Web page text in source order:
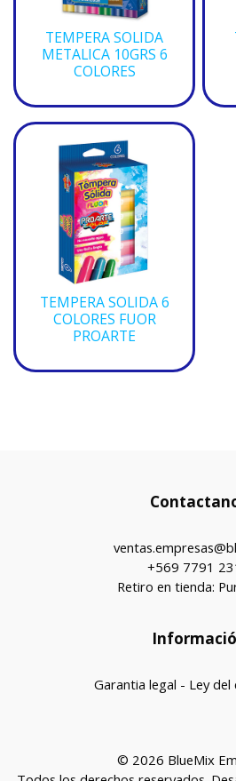
TEMPERA SOLIDA
METALICA 10GRS 6
COLORES
TEMPERA SOLIDA 6
COLORES FUOR
PROARTE
+569 7791
Retiro en tienda:
Garantia legal - Ley del
© 2026 BlueMix